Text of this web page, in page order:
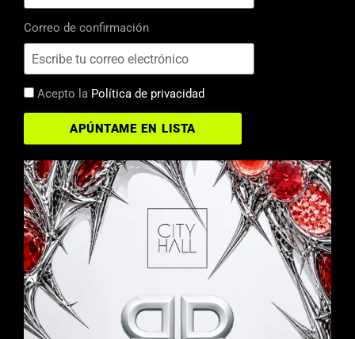
Correo de confirmación
Acepto la Política de privacidad
APÚNTAME EN LISTA